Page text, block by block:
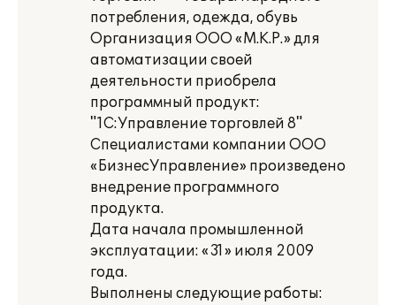
потребления, одежда, обувь
Организация ООО «М.К.Р.» для
автоматизации своей
деятельности приобрела
программный продукт:
"1С:Управление торговлей 8"
Специалистами компании ООО
«БизнесУправление» произведено
внедрение программного
продукта.
Дата начала промышленной
эксплуатации: «31» июля 2009
года.
Выполнены следующие работы: